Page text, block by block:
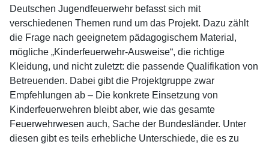
Deutschen Jugendfeuerwehr befasst sich mit
verschiedenen Themen rund um das Projekt. Dazu zählt
die Frage nach geeignetem pädagogischem Material,
mögliche „Kinderfeuerwehr-Ausweise“, die richtige
Kleidung, und nicht zuletzt: die passende Qualifikation von
Betreuenden. Dabei gibt die Projektgruppe zwar
Empfehlungen ab – Die konkrete Einsetzung von
Kinderfeuerwehren bleibt aber, wie das gesamte
Feuerwehrwesen auch, Sache der Bundesländer. Unter
diesen gibt es teils erhebliche Unterschiede, die es zu